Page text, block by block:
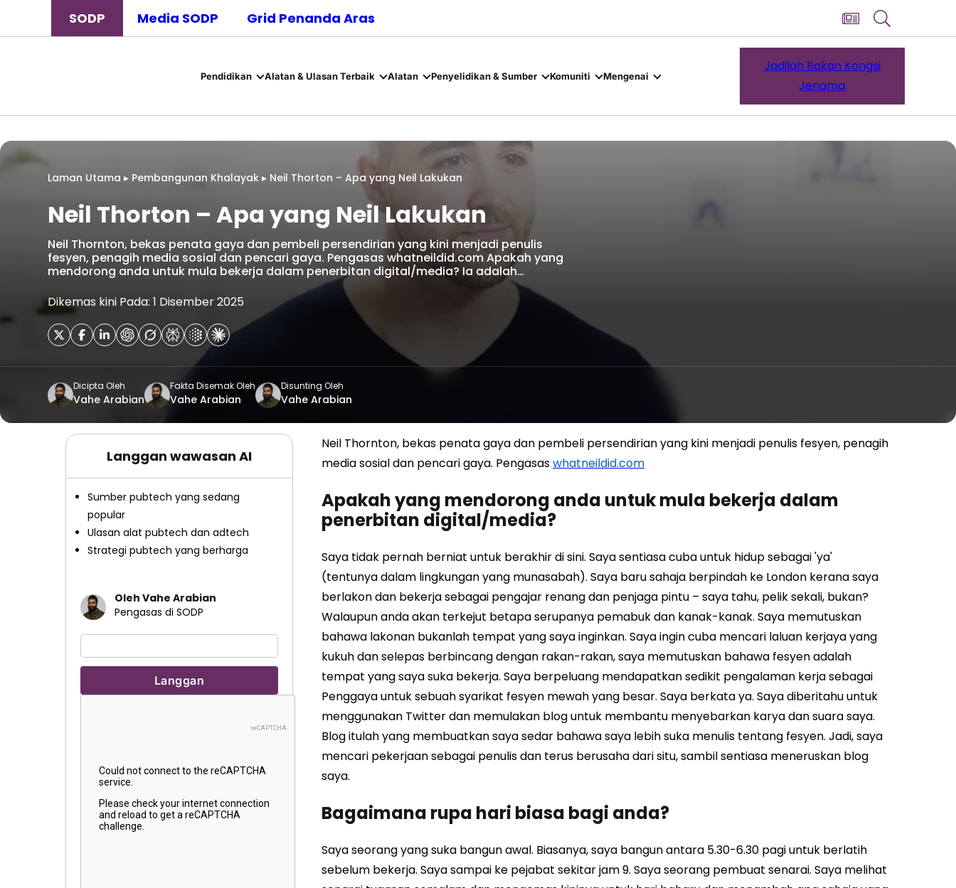
SODP Media SODP Grid Penanda Aras
Pendidikan Alatan & Ulasan Terbaik Alatan Penyelidikan & Sumber Komuniti Mengenai
Jadilah Rakan Kongsi
Jenama
Laman Utama ▸ Pembangunan Khalayak ▸ Neil Thorton – Apa yang Neil Lakukan
Neil Thorton – Apa yang Neil Lakukan
Neil Thornton, bekas penata gaya dan pembeli persendirian yang kini menjadi penulis
fesyen, penagih media sosial dan pencari gaya. Pengasas whatneildid.com Apakah yang
mendorong anda untuk mula bekerja dalam penerbitan digital/media? Ia adalah…
Dikemas kini Pada: 1 Disember 2025
Dicipta Oleh
Vahe Arabian
Fakta Disemak Oleh
Vahe Arabian
Disunting Oleh
Vahe Arabian
Langgan wawasan AI
Sumber pubtech yang sedang
popular
Ulasan alat pubtech dan adtech
Strategi pubtech yang berharga
Oleh Vahe Arabian
Pengasas di SODP
Neil Thornton, bekas penata gaya dan pembeli persendirian yang kini menjadi penulis fesyen, penagih
media sosial dan pencari gaya. Pengasaswhatneildid.com
Apakah yang mendorong anda untuk mula bekerja dalam
penerbitan digital/media?
Saya tidak pernah berniat untuk berakhir di sini. Saya sentiasa cuba untuk hidup sebagai 'ya'
(tentunya dalam lingkungan yang munasabah). Saya baru sahaja berpindah ke London kerana saya
berlakon dan bekerja sebagai pengajar renang dan penjaga pintu – saya tahu, pelik sekali, bukan?
Walaupun anda akan terkejut betapa serupanya pemabuk dan kanak-kanak. Saya memutuskan
bahawa lakonan bukanlah tempat yang saya inginkan. Saya ingin cuba mencari laluan kerjaya yang
kukuh dan selepas berbincang dengan rakan-rakan, saya memutuskan bahawa fesyen adalah
tempat yang saya suka bekerja. Saya berpeluang mendapatkan sedikit pengalaman kerja sebagai
Penggaya untuk sebuah syarikat fesyen mewah yang besar. Saya berkata ya. Saya diberitahu untuk
menggunakan Twitter dan memulakan blog untuk membantu menyebarkan karya dan suara saya.
Blog itulah yang membuatkan saya sedar bahawa saya lebih suka menulis tentang fesyen. Jadi, saya
mencari pekerjaan sebagai penulis dan terus berusaha dari situ, sambil sentiasa meneruskan blog
saya.
Bagaimana rupa hari biasa bagi anda?
Saya seorang yang suka bangun awal. Biasanya, saya bangun antara 5.30-6.30 pagiuntuk berlatih
sebelum bekerja. Saya sampai ke pejabat sekitar jam 9. Saya seorang pembuat senarai. Saya melihat